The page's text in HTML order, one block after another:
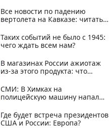
Все новости по падению
вертолета на Кавказе: читать
Таких событий не было с 1945:
чего ждать всем нам?
В магазинах России ажиотаж
из-за этого продукта: что
СМИ: В Химках на
полицейскую машину напали
Где будет встреча президентов
США и России: Европа?